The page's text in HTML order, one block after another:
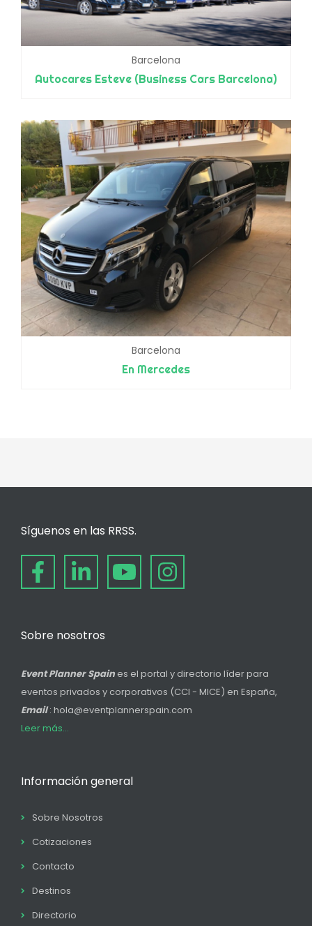
Barcelona
Autocares Esteve (Business Cars Barcelona)
Barcelona
En Mercedes
Síguenos en las RRSS.
Sobre nosotros
Event Planner Spain es el portal y directorio líder para
eventos privados y corporativos (CCI - MICE) en España,
Email: hola@eventplannerspain.com
Leer más...
Información general
Sobre Nosotros
Cotizaciones
Contacto
Destinos
Directorio